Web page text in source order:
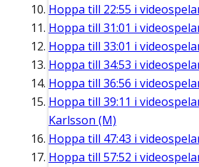
Hoppa till 22:55 i
Hoppa till 31:01 i
Hoppa till 33:01 i
Hoppa till 34:53 i
Hoppa till 36:56 i
Hoppa till 39:11 i
Karlsson (M)
Hoppa till 47:43 i
Hoppa till 57:52 i